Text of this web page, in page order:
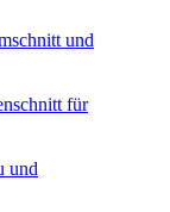
und
für
und